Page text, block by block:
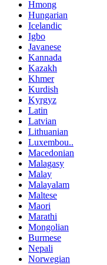
Hmong
Hungarian
Icelandic
Igbo
Javanese
Kannada
Kazakh
Khmer
Kurdish
Kyrgyz
Latin
Latvian
Lithuanian
Luxembou..
Macedonian
Malagasy
Malay
Malayalam
Maltese
Maori
Marathi
Mongolian
Burmese
Nepali
Norwegian